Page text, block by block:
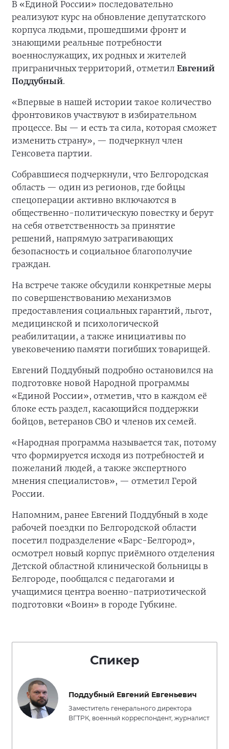
В «Единой России» последовательно
реализуют курс на обновление депутатского
корпуса людьми, прошедшими фронт и
знающими реальные потребности
военнослужащих, их родных и жителей
приграничных территорий, отметил Евгений
Поддубный.
«Впервые в нашей истории такое количество
фронтовиков участвуют в избирательном
процессе. Вы — и есть та сила, которая сможет
изменить страну», — подчеркнул член
Генсовета партии.
Собравшиеся подчеркнули, что Белгородская
область — один из регионов, где бойцы
спецоперации активно включаются в
общественно-политическую повестку и берут
на себя ответственность за принятие
решений, напрямую затрагивающих
безопасность и социальное благополучие
граждан.
На встрече также обсудили конкретные меры
по совершенствованию механизмов
предоставления социальных гарантий, льгот,
медицинской и психологической
реабилитации, а также инициативы по
увековечению памяти погибших товарищей.
Евгений Поддубный подробно остановился на
подготовке новой Народной программы
«Единой России», отметив, что в каждом её
блоке есть раздел, касающийся поддержки
бойцов, ветеранов СВО и членов их семей.
«Народная программа называется так, потому
что формируется исходя из потребностей и
пожеланий людей, а также экспертного
мнения специалистов», — отметил Герой
России.
Напомним, ранее Евгений Поддубный в ходе
рабочей поездки по Белгородской области
посетил подразделение «Барс-Белгород»,
осмотрел новый корпус приёмного отделения
Детской областной клинической больницы в
Белгороде, пообщался с педагогами и
учащимися центра военно-патриотической
подготовки «Воин» в городе Губкине.
Спикер
Поддубный Евгений Евгеньевич
Заместитель генерального директора
ВГТРК, военный корреспондент, журналист